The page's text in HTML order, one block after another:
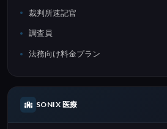
裁判所速記官
調査員
法務向け料金プラン
SONIX 医療